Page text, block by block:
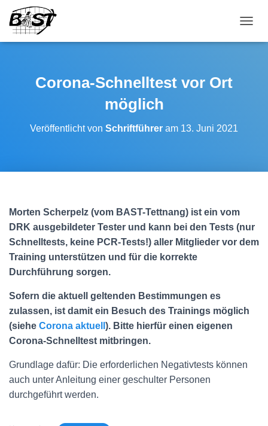
Corona-Schnelltest vor Ort
möglich
Veröffentlicht von Schriftführer am 13. Juni 2021
Morten Scherpelz (vom BAST-Tettnang) ist ein vom
DRK ausgebildeter Tester und kann bei den Tests (nur
Schnelltests, keine PCR-Tests!) aller Mitglieder vor dem
Training unterstützen und für die korrekte
Durchführung sorgen.
Sofern die aktuell geltenden Bestimmungen es
zulassen, ist damit ein Besuch des Trainings möglich
(siehe Corona aktuell ). Bitte hierfür einen eigenen
Corona-Schnelltest mitbringen.
Grundlage dafür: Die erforderlichen Negativtests können
auch unter Anleitung einer geschulter Personen
durchgeführt werden.